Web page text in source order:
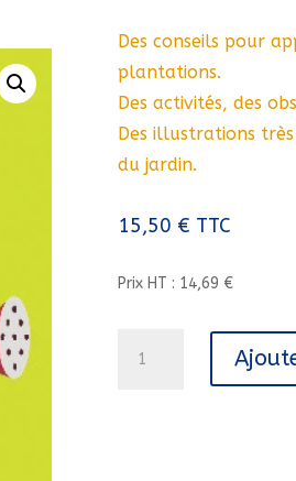
Des conseils pour
plantations.
Des activités, des
Des illustrations
du jardin.
15,50 € TTC
Prix HT : 14,69 €